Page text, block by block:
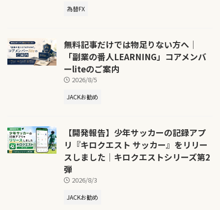
為替FX
無料記事だけでは物足りない方へ｜
「副業の番人LEARNING」コアメンバ
ーliteのご案内
2026/8/5
JACKお勧め
【開発報告】少年サッカーの記録アプ
リ『キロクエスト サッカー』をリリー
スしました｜キロクエストシリーズ第2
弾
2026/8/3
JACKお勧め